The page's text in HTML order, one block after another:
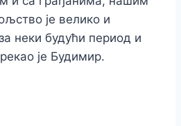
је велико и
неки будући период и
је Будимир.